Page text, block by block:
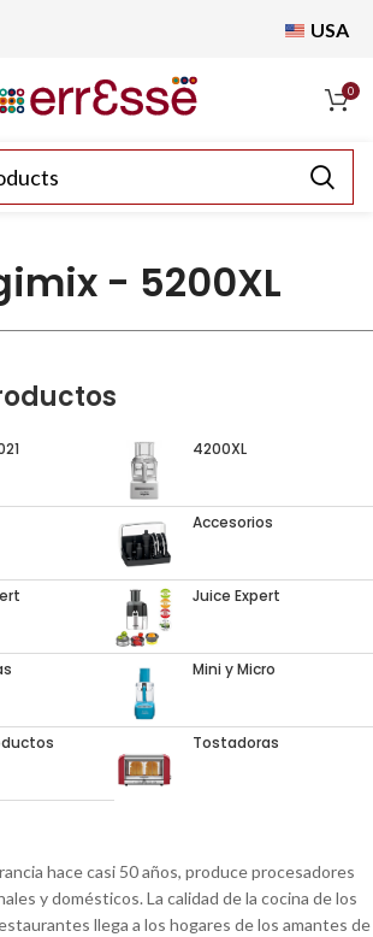
USA
0
- 5200XL
4200XL
Accesorios
Juice Expert
Mini y Micro
Tostadoras
hace casi 50 años, produce procesadores
y domésticos. La calidad de la cocina de los
llega a los hogares de los amantes de